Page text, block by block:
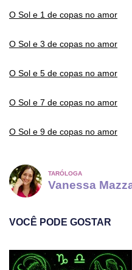
O Sol e 1 de copas no amor
O Sol e 3 de copas no amor
O Sol e 5 de copas no amor
O Sol e 7 de copas no amor
O Sol e 9 de copas no amor
TARÓLOGA
Vanessa
VOCÊ PODE GOSTAR